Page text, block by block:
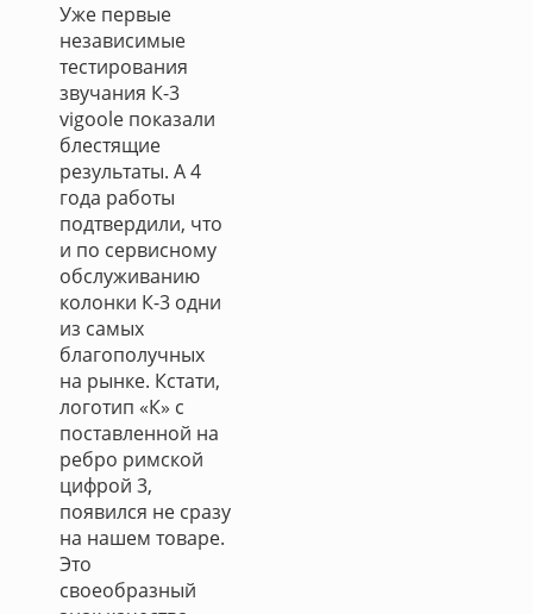
Уже первые
независимые
тестирования
звучания К-3
vigoole показали
блестящие
результаты. А 4
года работы
подтвердили, что
и по сервисному
обслуживанию
колонки К-3 одни
из самых
благополучных
на рынке. Кстати,
логотип «К» с
поставленной на
ребро римской
цифрой 3,
появился не сразу
на нашем товаре.
Это
своеобразный